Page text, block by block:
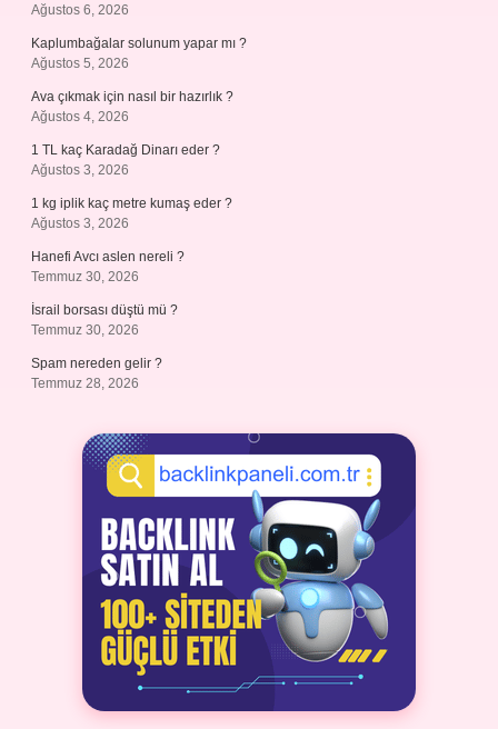
Ağustos 6, 2026
Kaplumbağalar solunum yapar mı ?
Ağustos 5, 2026
Ava çıkmak için nasıl bir hazırlık ?
Ağustos 4, 2026
1 TL kaç Karadağ Dinarı eder ?
Ağustos 3, 2026
1 kg iplik kaç metre kumaş eder ?
Ağustos 3, 2026
Hanefi Avcı aslen nereli ?
Temmuz 30, 2026
İsrail borsası düştü mü ?
Temmuz 30, 2026
Spam nereden gelir ?
Temmuz 28, 2026